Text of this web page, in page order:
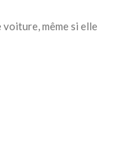
même si elle